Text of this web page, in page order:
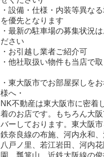
・設備・仕様・内装等異な
を優先となります
・最新の駐車場の募集状況は
ださい
・お引越し業者ご紹介可
・他社取扱い物件も当店で
・東大阪市でお部屋探しを
様へ・
NK不動産は東大阪市に密着
着のお店です。もちろん大
バーしております。東大阪
鉄奈良線の布施、河内永和、
八戸ノ里、若江岩田、河内
園、瓢箪山、近鉄大阪線の